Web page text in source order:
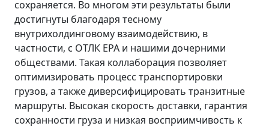
сохраняется. Во многом эти результаты были
достигнуты благодаря тесному
внутрихолдинговому взаимодействию, в
частности, с ОТЛК ЕРА и нашими дочерними
обществами. Такая коллаборация позволяет
оптимизировать процесс транспортировки
грузов, а также диверсифицировать транзитные
маршруты. Высокая скорость доставки, гарантия
сохранности груза и низкая восприимчивость к